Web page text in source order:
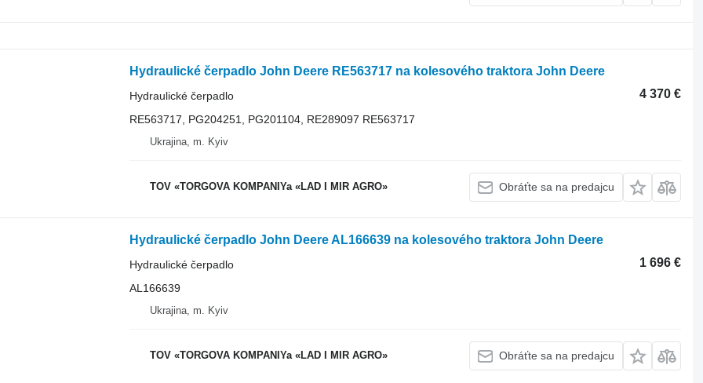
Hydraulické čerpadlo John Deere RE563717 na kolesového traktora John Deere
4 370 €
Hydraulické čerpadlo
RE563717, PG204251, PG201104, RE289097 RE563717
Ukrajina, m. Kyiv
TOV «TORGOVA KOMPANIYa «LAD I MIR AGRO» Obráťte sa na predajcu
Hydraulické čerpadlo John Deere AL166639 na kolesového traktora John Deere
1 696 €
Hydraulické čerpadlo
AL166639
Ukrajina, m. Kyiv
TOV «TORGOVA KOMPANIYa «LAD I MIR AGRO» Obráťte sa na predajcu